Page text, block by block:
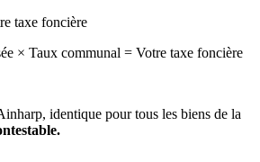
taxe foncière
× Taux communal = Votre taxe foncière
identique pour tous les biens de la